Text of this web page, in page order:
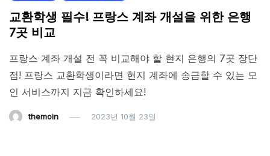
교환학생 필수! 프랑스 계좌 개설을 위한 은행
7곳 비교
프랑스 계좌 개설 전 꼭 비교해야 할 현지 은행의 7곳 장단
점! 프랑스 교환학생이라면 현지 계좌에 송금할 수 있는 모
인 서비스까지 지금 확인하세요!
themoin 2023년 10월 23일